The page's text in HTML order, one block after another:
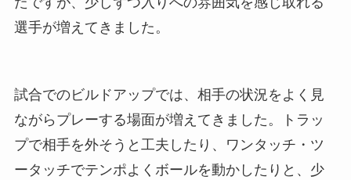
選手が増えてきました。
試合でのビルドアップでは、相手の状況をよく見
ながらプレーする場面が増えてきました。トラッ
プで相手を外そうと工夫したり、ワンタッチ・ツ
ータッチでテンポよくボールを動かしたりと、少